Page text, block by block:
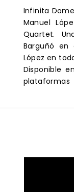
Infinita
Manuel
Quartet.
Barguñó
López en
Disponible
plataformas